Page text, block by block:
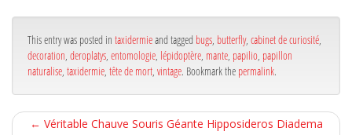
ok r
This entry was posted in taxidermieand tagged bugs butterfly, cabinet de curiosité
decoration deroplatys entomologie lépidoptère mante papilio papillon
naturalise taxidermie tête de mort vintage. Bookmark the permalink.
← Véritable Chauve Souris Géante Hipposideros Diadema